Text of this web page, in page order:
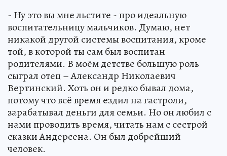
- Ну это вы мне льстите - про идеальную
воспитательницу мальчиков. Думаю, нет
никакой другой системы воспитания, кроме
той, в которой ты сам был воспитан
родителями. В моём детстве большую роль
сыграл отец – Александр Николаевич
Вертинский. Хоть он и редко бывал дома,
потому что всё время ездил на гастроли,
зарабатывал деньги для семьи. Но он любил с
нами проводить время, читать нам с сестрой
сказки Андерсена. Он был добрейший
человек.